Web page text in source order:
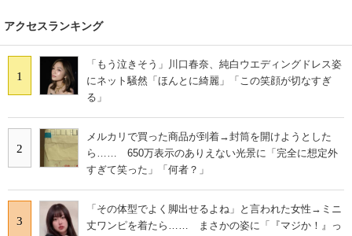
アクセスランキング
1
「もう泣きそう」川口春奈、純白ウエディングドレス姿
にネット騒然「ほんとに綺麗」「この笑顔が切なすぎ
る」
2
メルカリで買った商品が到着→封筒を開けようとした
ら…… 650万表示のありえない光景に「完全に想定外
すぎて笑った」「何者？」
3
「その体型でよく脚出せるよね」と言われた女性→ミニ
丈ワンピを着たら…… まさかの姿に「『マジか！』っ